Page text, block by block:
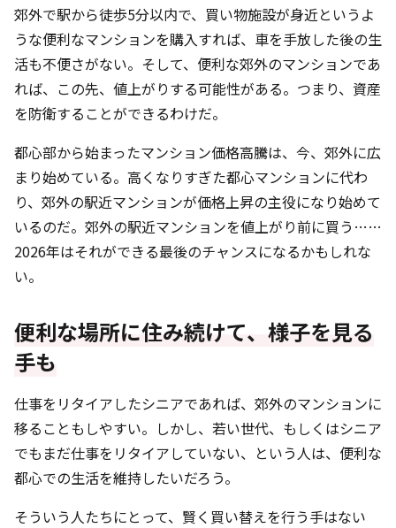
郊外で駅から徒歩5分以内で、買い物施設が身近というよ
うな便利なマンションを購入すれば、車を手放した後の生
活も不便さがない。そして、便利な郊外のマンションであ
れば、この先、値上がりする可能性がある。つまり、資産
を防衛することができるわけだ。
都心部から始まったマンション価格高騰は、今、郊外に広
まり始めている。高くなりすぎた都心マンションに代わ
り、郊外の駅近マンションが価格上昇の主役になり始めて
いるのだ。郊外の駅近マンションを値上がり前に買う……
2026年はそれができる最後のチャンスになるかもしれな
い。
便利な場所に住み続けて、様子を見る
手も
仕事をリタイアしたシニアであれば、郊外のマンションに
移ることもしやすい。しかし、若い世代、もしくはシニア
でもまだ仕事をリタイアしていない、という人は、便利な
都心での生活を維持したいだろう。
そういう人たちにとって、賢く買い替えを行う手はない